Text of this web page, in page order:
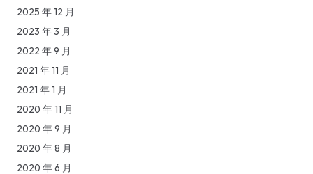
2025 年 12 月
2023 年 3 月
2022 年 9 月
2021 年 11 月
2021 年 1 月
2020 年 11 月
2020 年 9 月
2020 年 8 月
2020 年 6 月